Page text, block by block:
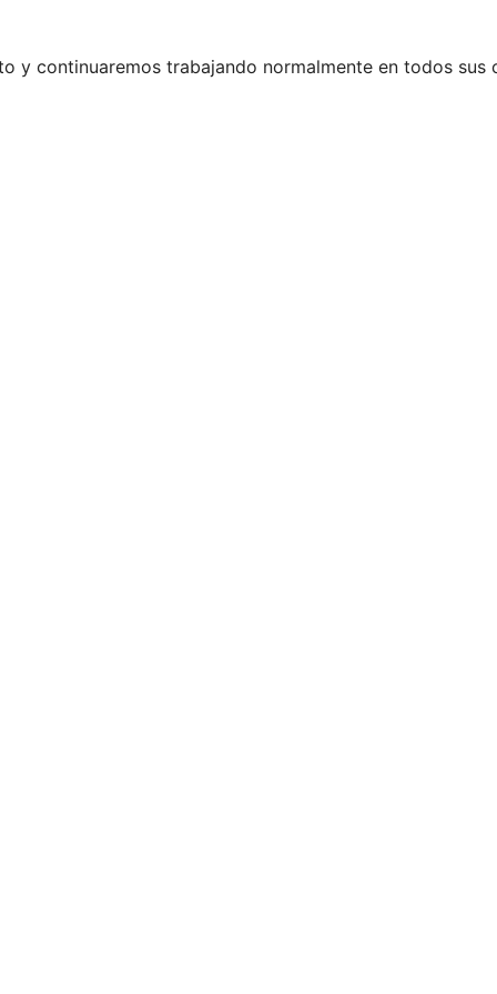
y continuaremos trabajando normalmente en todos